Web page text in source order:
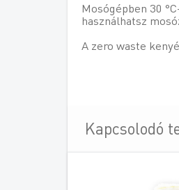
Mosógépben 30
használhatsz
A zero waste
Kapcsolodó